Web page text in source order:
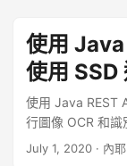
使用
使用 SSD
使用 Java REST
行圖像 OCR 和識
July 1, 2020 · 內